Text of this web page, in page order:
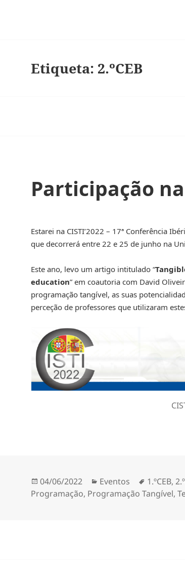
Etiqueta: 2.ºCEB
Participação na
Estarei na CISTI’2022 – 17ª Conferência
que decorrerá entre 22 e 25 de junho na
Este ano, levo um artigo intitulado “
education” em coautoria com David
programação tangível, as suas
perceção de professores que utilizaram
Publicado
a
04/06/2022 Categorias
Eventos Etiquetas
1.ºCEB,
Programação, Programação Tangível,